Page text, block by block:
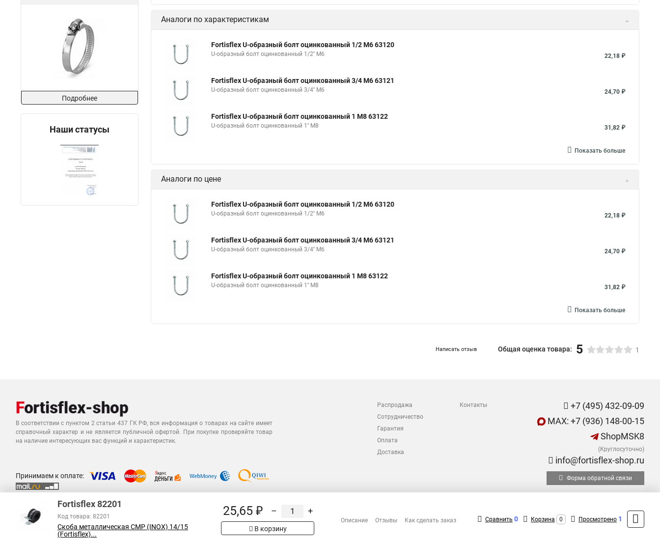
Подробнее
Наши статусы
Аналоги по характеристикам
Fortisflex U-образный болт оцинкованный 1/2 М6 63120
U-образный болт оцинкованный 1/2'' М6 22,18 ₽
Fortisflex U-образный болт оцинкованный 3/4 М6 63121
U-образный болт оцинкованный 3/4'' М6 24,70 ₽
Fortisflex U-образный болт оцинкованный 1 М8 63122
U-образный болт оцинкованный 1'' М8 31,82 ₽
Показать больше
Аналоги по цене
Fortisflex U-образный болт оцинкованный 1/2 М6 63120
U-образный болт оцинкованный 1/2'' М6 22,18 ₽
Fortisflex U-образный болт оцинкованный 3/4 М6 63121
U-образный болт оцинкованный 3/4'' М6 24,70 ₽
Fortisflex U-образный болт оцинкованный 1 М8 63122
U-образный болт оцинкованный 1'' М8 31,82 ₽
Показать больше
Написать отзыв Общая оценка товара: 5 1
В соответствии с пунктом 2 статьи 437 ГК РФ, вся информация о товарах на сайте имеет
справочный характер и не является публичной офертой. При покупке проверяйте товар
на наличие интересующих вас функций и характеристик.
Распродажа
Сотрудничество
Гарантия
Оплата
Доставка
Контакты
+7 (495) 432-09-09
MAX: +7 (936) 148-00-15
ShopMSK8
(Круглосуточно)
info@fortisflex-shop.ru
Принимаем к оплате: Форма обратной связи
Fortisflex 82201
Код товара: 82201
Скоба металлическая СМР (INOX) 14/15
(Fortisflex)...
25,65 ₽ – +
В корзину
Описание Отзывы Как сделать заказ Сравнить 0 Корзина 0 Просмотрено 1